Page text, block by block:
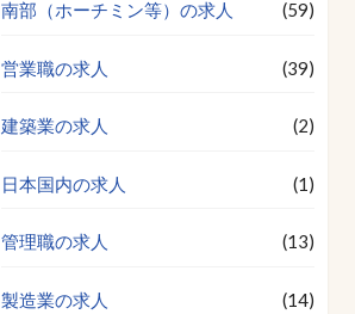
南部（ホーチミン等）の求人 (59)
営業職の求人 (39)
建築業の求人 (2)
日本国内の求人 (1)
管理職の求人 (13)
製造業の求人 (14)